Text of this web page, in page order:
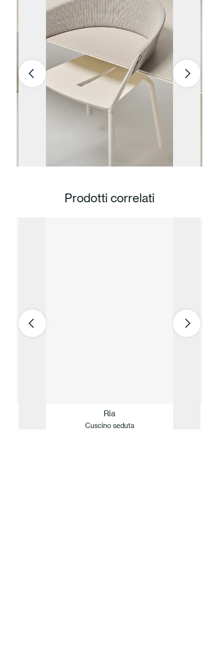
Prodotti correlati
Ria
Cuscino seduta